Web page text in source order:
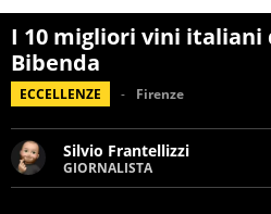
I 10 migliori vini italiani
Bibenda
ECCELLENZE Firenze
Silvio Frantellizzi
GIORNALISTA
Giornalista pubblicista. Da